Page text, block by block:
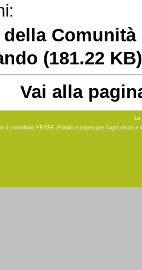
Comunità
(181.22 KB)
Vai alla
La
il contributo FEASR (Fondo europeo per l'agricoltura